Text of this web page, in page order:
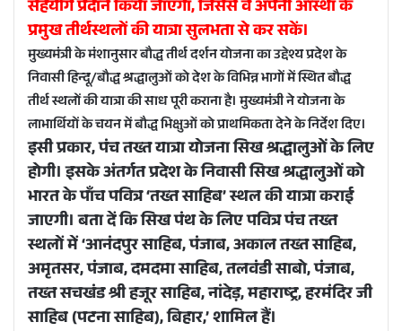
सहयोग प्रदान किया जाएगा, जिससे वे अपनी आस्था के
प्रमुख तीर्थस्थलों की यात्रा सुलभता से कर सकें।
मुख्यमंत्री के मंशानुसार बौद्ध तीर्थ दर्शन योजना का उद्देश्य प्रदेश के
निवासी हिन्दू/बौद्ध श्रद्धालुओं को देश के विभिन्न भागों में स्थित बौद्ध
तीर्थ स्थलों की यात्रा की साध पूरी कराना है। मुख्यमंत्री ने योजना के
लाभार्थियों के चयन में बौद्ध भिक्षुओं को प्राथमिकता देने के निर्देश दिए।
इसी प्रकार, पंच तख्त यात्रा योजना सिख श्रद्धालुओं के लिए
होगी। इसके अंतर्गत प्रदेश के निवासी सिख श्रद्धालुओं को
भारत के पाँच पवित्र ‘तख्त साहिब’ स्थल की यात्रा कराई
जाएगी। बता दें कि सिख पंथ के लिए पवित्र पंच तख्त
स्थलों में ‘आनंदपुर साहिब, पंजाब, अकाल तख्त साहिब,
अमृतसर, पंजाब, दमदमा साहिब, तलवंडी साबो, पंजाब,
तख्त सचखंड श्री हजूर साहिब, नांदेड़, महाराष्ट्र, हरमंदिर जी
साहिब (पटना साहिब), बिहार,’ शामिल हैं।